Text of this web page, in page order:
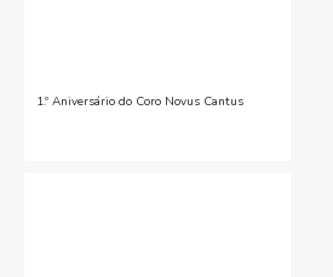
1.º Aniversário do Coro Novus Cantus